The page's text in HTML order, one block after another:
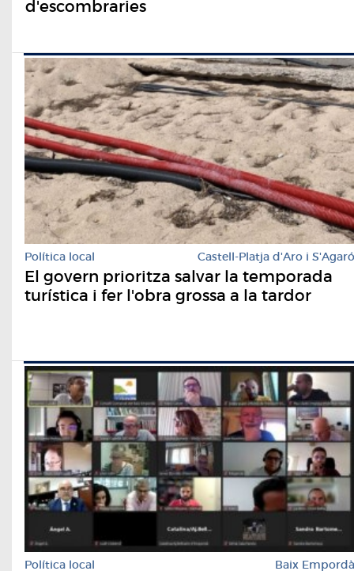
d'escombraries
Política local Castell-Platja d'Aro i S'Agaró
El govern prioritza salvar la temporada
turística i fer l'obra grossa a la tardor
Política local Baix Empordà